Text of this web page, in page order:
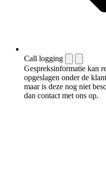
Call logging
Gespreksinformatie kan
opgeslagen onder de
maar is deze nog niet
dan contact met ons op.